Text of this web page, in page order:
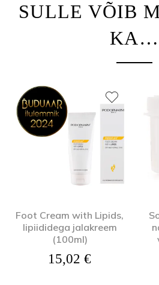
SULLE VÕIB
KA…
Foot Cream with Lipids,
lipiididega jalakreem
(100ml)
15,02 €